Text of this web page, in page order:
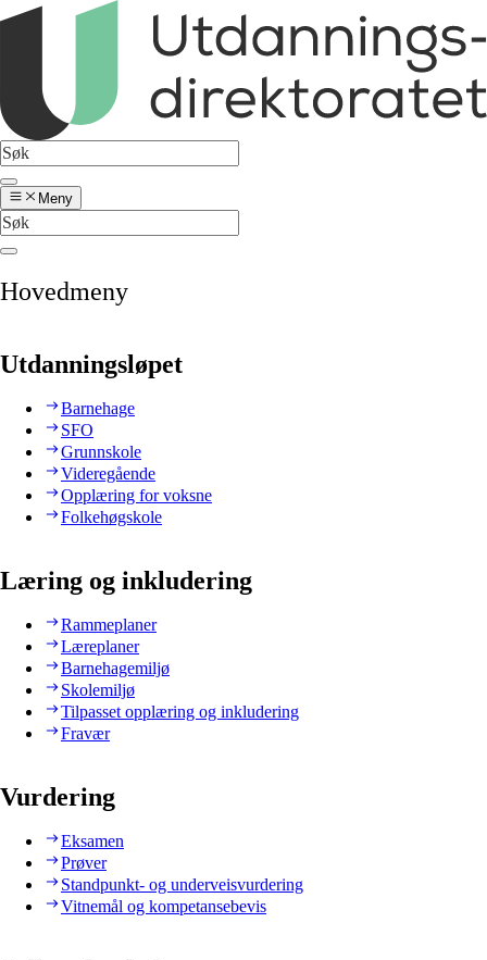
Meny
Hovedmeny
Utdanningsløpet
Barnehage
SFO
Grunnskole
Videregående
Opplæring for voksne
Folkehøgskole
Læring og inkludering
Rammeplaner
Læreplaner
Barnehagemiljø
Skolemiljø
Tilpasset opplæring og inkludering
Fravær
Vurdering
Eksamen
Prøver
Standpunkt- og underveisvurdering
Vitnemål og kompetansebevis